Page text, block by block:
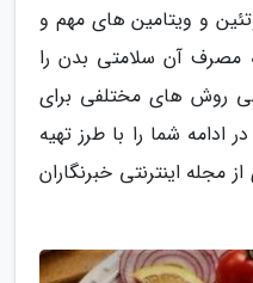
و ویتامین های مهم و
مصرف آن سلامتی بدن را
روش های مختلفی برای
ادامه شما را با طرز تهیه
اینترنتی خبرنگاران